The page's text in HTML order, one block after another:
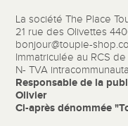
La société The Place
21 rue des Olivettes
bonjour@toupie-
Immatriculée au RCS
N- TVA
Responsable de la
Olivier
Ci-après dénommée